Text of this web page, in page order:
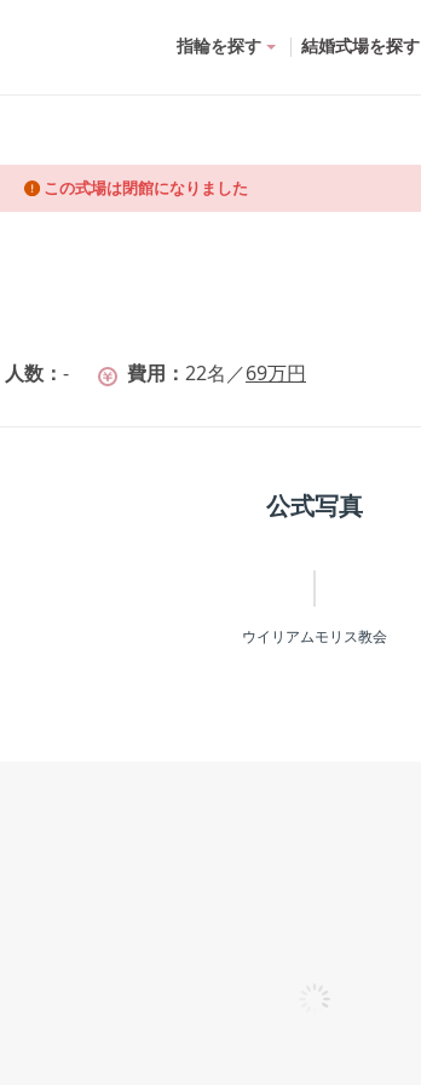
指輪を探す 結婚式場を探す
この式場は閉館になりました
人数 - 費用 22名 ／69万円
公式写真
ウイリアムモリス教会